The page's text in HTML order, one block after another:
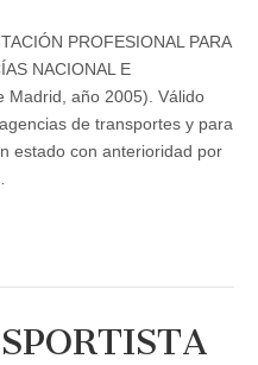
PROFESIONAL PARA
NACIONAL E
Madrid, año 2005). Válido
de transportes y para
estado con anterioridad por